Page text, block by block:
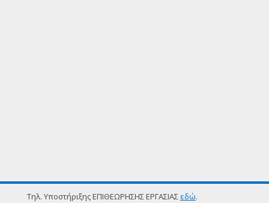
Τηλ. Υποστήριξης ΕΠΙΘΕΩΡΗΣΗΣ ΕΡΓΑΣΙΑΣ εδώ.